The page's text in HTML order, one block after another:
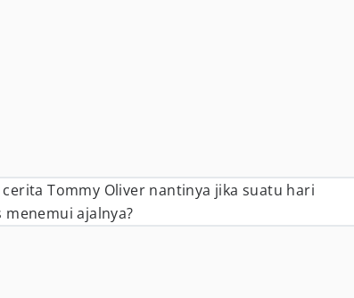
Tommy Oliver nantinya jika suatu hari
ajalnya?